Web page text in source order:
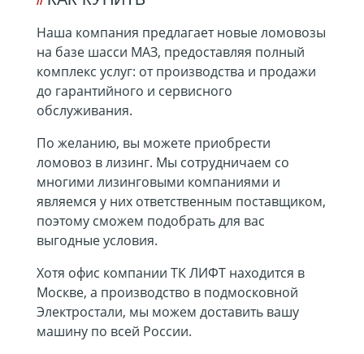
Наша компания предлагает новые ломовозы
на базе шасси МАЗ, предоставляя полный
комплекс услуг: от производства и продажи
до гарантийного и сервисного
обслуживания.
По желанию, вы можете приобрести
ломовоз в лизинг. Мы сотрудничаем со
многими лизинговыми компаниями и
являемся у них ответственным поставщиком,
поэтому сможем подобрать для вас
выгодные условия.
Хотя офис компании ТК ЛИФТ находится в
Москве, а производство в подмосковной
Электростали, мы можем доставить вашу
машину по всей России.